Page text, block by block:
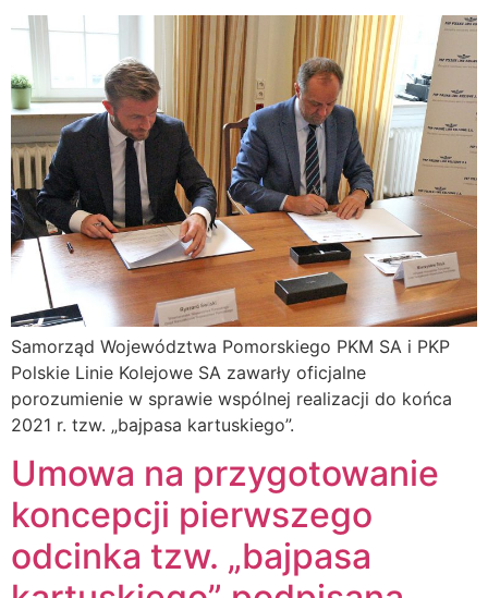
Samorząd Województwa Pomorskiego PKM SA i PKP
Polskie Linie Kolejowe SA zawarły oficjalne
porozumienie w sprawie wspólnej realizacji do końca
2021 r. tzw. „bajpasa kartuskiego”.
Umowa na przygotowanie
koncepcji pierwszego
odcinka tzw. „bajpasa